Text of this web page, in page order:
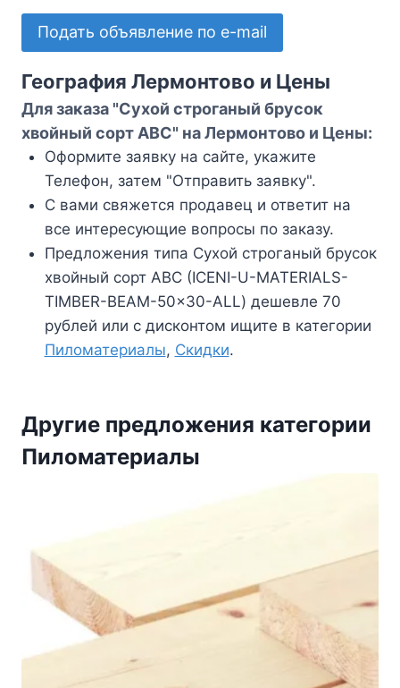
Подать объявление по e-mail
География Лермонтово и Цены
Для заказа "Сухой строганый брусок
хвойный сорт АВС" на Лермонтово и Цены:
Оформите заявку на сайте, укажите
Телефон, затем "Отправить заявку".
С вами свяжется продавец и ответит на
все интересующие вопросы по заказу.
Предложения типа Сухой строганый брусок
хвойный сорт АВС (ICENI-U-MATERIALS-
TIMBER-BEAM-50x30-ALL) дешевле 70
рублей или с дисконтом ищите в категории
Пиломатериалы, Скидки.
Другие предложения категории
Пиломатериалы